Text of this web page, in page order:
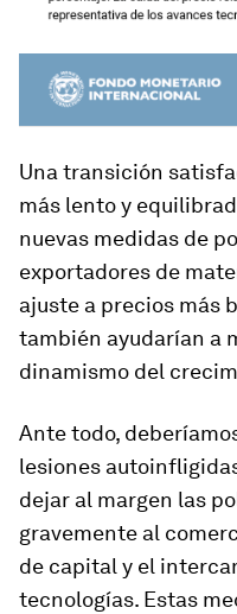
Una transición
más lento y
nuevas medidas de
exportadores de
ajuste a precios más
también ayudarían a
dinamismo del
Ante todo,
lesiones
dejar al margen las
gravemente al
de capital y el
tecnologías. Estas